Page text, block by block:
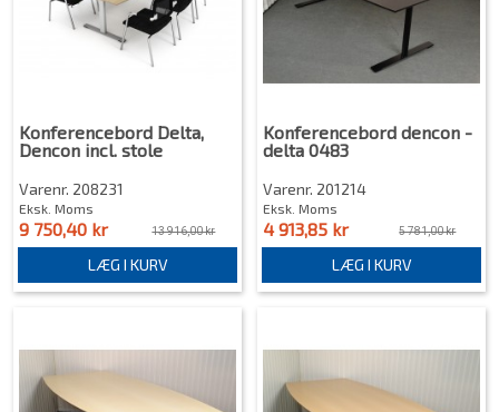
Konferencebord Delta,
Dencon incl. stole
Varenr. 208231
Eksk. Moms
9 750,40 kr 13 916,00 kr
LÆG I KURV
Konferencebord dencon -
delta 0483
Varenr. 201214
Eksk. Moms
4 913,85 kr 5 781,00 kr
LÆG I KURV